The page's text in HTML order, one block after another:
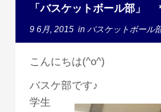
「バスケットボール部」
9 6月, 2015 inバスケットボール
こんにちは(^o^)
バスケ部です♪
学生